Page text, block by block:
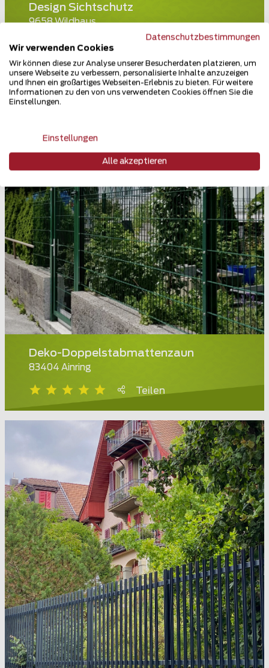
Design Sichtschutz
9658 Wildhaus
Deko-Doppelstabmattenzaun
83404 Ainring
Teilen
Datenschutzbestimmungen
Wir verwenden Cookies
Wir können diese zur Analyse unserer Besucherdaten platzieren, um
unsere Webseite zu verbessern, personalisierte Inhalte anzuzeigen
und Ihnen ein großartiges Webseiten-Erlebnis zu bieten. Für weitere
Informationen zu den von uns verwendeten Cookies öffnen Sie die
Einstellungen.
Einstellungen
Alle akzeptieren